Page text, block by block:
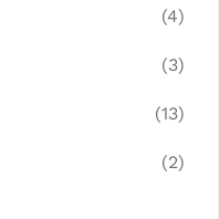
(4)
(3)
(13)
(2)